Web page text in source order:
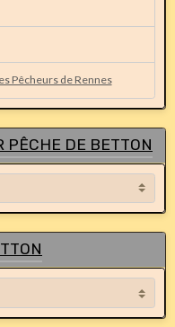
Pêcheurs de Rennes
PÊCHE DE BETTON